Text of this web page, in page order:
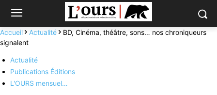
Accueil Actualité
BD, Cinéma, théâtre, sons… nos chroniqueurs
signalent
Actualité
Publications Éditions
L'OURS mensuel…